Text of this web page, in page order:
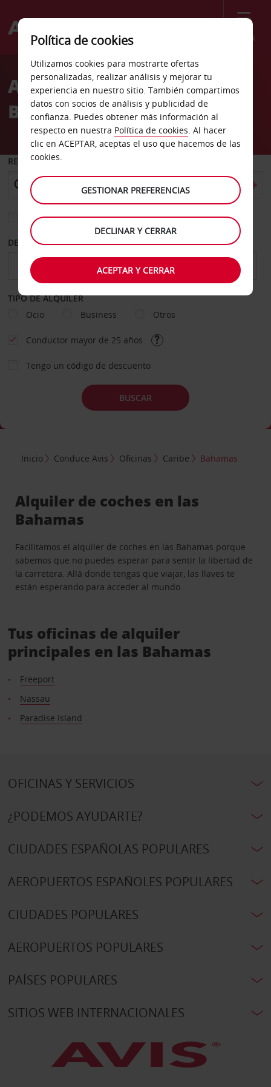
Menú
Welcome
AvisAlquiler de coches
Bahamas
RECOGER EN
Elegir otra oficina de devolución
DESDE HASTA
TIPO DE ALQUILER
Ocio
Business Otros
Conductor mayor de 25 años
Tengo un código de descuento
BUSCAR
Inicio Conduce Avis Oficinas Caribe Bahamas
Alquiler de coches en las
Bahamas
Facilitamos el alquiler de coches en las Bahamas porque
sabemos que no puedes esperar para sentir la libertad de
la carretera. Allá donde tengas que viajar, las llaves te
están esperando para acceder al mundo.
Tus oficinas de alquiler
principales en las Bahamas
Freeport
Nassau
Paradise Island
OFICINAS Y SERVICIOS
¿PODEMOS AYUDARTE?
CIUDADES ESPAÑOLAS POPULARES
AEROPUERTOS ESPAÑOLES POPULARES
CIUDADES POPULARES
AEROPUERTOS POPULARES
PAÍSES POPULARES
SITIOS WEB INTERNACIONALES
Política de cookies
Utilizamos cookies para mostrarte ofertas
personalizadas, realizar análisis y mejorar tu
experiencia en nuestro sitio. También compartimos
datos con socios de análisis y publicidad de
confianza. Puedes obtener más información al
respecto en nuestra Política de cookies. Al hacer
clic en ACEPTAR, aceptas el uso que hacemos de las
cookies.
GESTIONAR PREFERENCIAS
DECLINAR Y CERRAR
ACEPTAR Y CERRAR